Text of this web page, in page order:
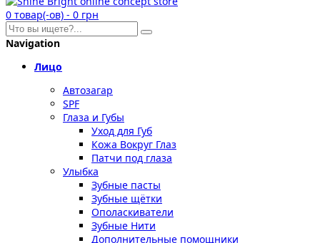
0 товар(-ов) - 0 грн
Navigation
Лицо
Автозагар
SPF
Глаза и Губы
Уход для Губ
Кожа Вокруг Глаз
Патчи под глаза
Улыбка
Зубные пасты
Зубные щётки
Ополаскиватели
Зубные Нити
Дополнительные помощники